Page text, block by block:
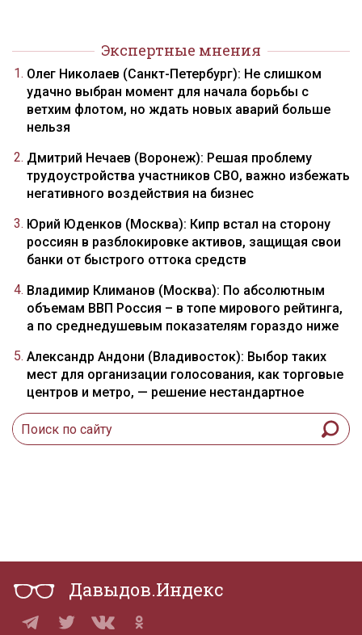
Экспертные мнения
Олег Николаев (Санкт-Петербург): Не слишком
удачно выбран момент для начала борьбы с
ветхим флотом, но ждать новых аварий больше
нельзя
Дмитрий Нечаев (Воронеж): Решая проблему
трудоустройства участников СВО, важно избежать
негативного воздействия на бизнес
Юрий Юденков (Москва): Кипр встал на сторону
россиян в разблокировке активов, защищая свои
банки от быстрого оттока средств
Владимир Климанов (Москва): По абсолютным
объемам ВВП Россия – в топе мирового рейтинга,
а по среднедушевым показателям гораздо ниже
Александр Андони (Владивосток): Выбор таких
мест для организации голосования, как торговые
центров и метро, — решение нестандартное
Давыдов.Индекс